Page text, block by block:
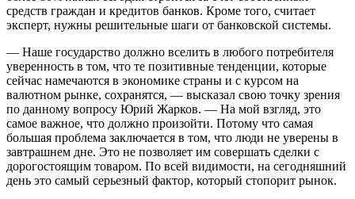
средств граждан и кредитов банков. Кроме того, считает
эксперт, нужны решительные шаги от банковской системы.
— Наше государство должно вселить в любого потребителя
уверенность в том, что те позитивные тенденции, которые
сейчас намечаются в экономике страны и с курсом на
валютном рынке, сохранятся, — высказал свою точку зрения
по данному вопросу Юрий Жарков. — На мой взгляд, это
самое важное, что должно произойти. Потому что самая
большая проблема заключается в том, что люди не уверены в
завтрашнем дне. Это не позволяет им совершать сделки с
дорогостоящим товаром. По всей видимости, на сегодняшний
день это самый серьезный фактор, который стопорит рынок.